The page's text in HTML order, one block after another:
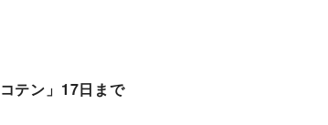
テン」17日まで